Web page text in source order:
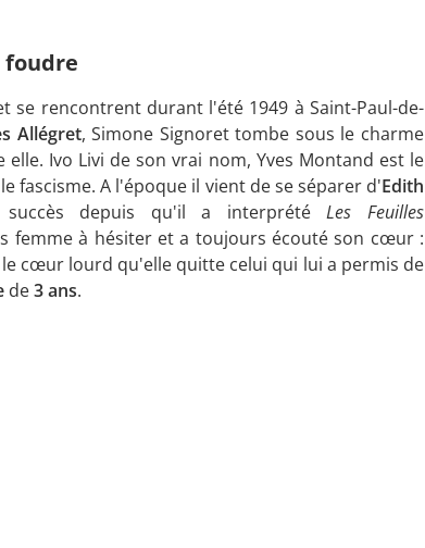
foudre
se rencontrent durant l'été 1949 à Saint-Paul-de-
Allégret, Simone Signoret tombe sous le charme
Ivo Livi de son vrai nom, Yves Montand est le
fascisme. A l'époque il vient de se séparer d'Edith
depuis qu'il a interprétéLes Feuilles
femme à hésiter et a toujours écouté son cœur :
cœur lourd qu'elle quitte celui qui lui a permis de
de3 ans.